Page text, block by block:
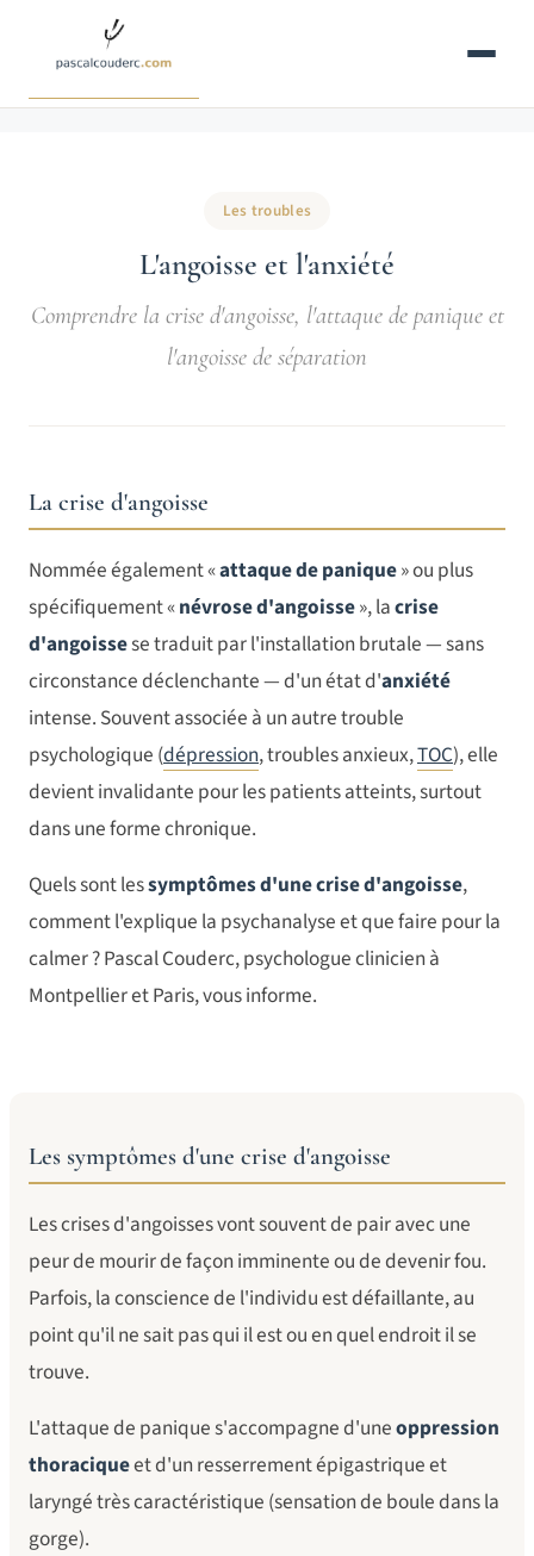
Les troubles
L'angoisse et l'anxiété
Comprendre la crise d'angoisse, l'attaque de panique et
l'angoisse de séparation
La crise d'angoisse
Nommée également «attaque de panique» ou plus
spécifiquement «névrose d'angoisse», lacrise
d'angoissese traduit par l'installation brutale — sans
circonstance déclenchante — d'un état d'anxiété
intense. Souvent associée à un autre trouble
psychologique (dépression, troubles anxieux,TOC), elle
devient invalidante pour les patients atteints, surtout
dans une forme chronique.
Quels sont lessymptômes d'une crise d'angoisse,
comment l'explique la psychanalyse et que faire pour la
calmer ? Pascal Couderc, psychologue clinicien à
Montpellier et Paris, vous informe.
Les symptômes d'une crise d'angoisse
Les crises d'angoisses vont souvent de pair avec une
peur de mourir de façon imminente ou de devenir fou.
Parfois, la conscience de l'individu est défaillante, au
point qu'il ne sait pas qui il est ou en quel endroit il se
trouve.
L'attaque de panique s'accompagne d'uneoppression
thoraciqueet d'un resserrement épigastrique et
laryngé très caractéristique (sensation de boule dans la
gorge).